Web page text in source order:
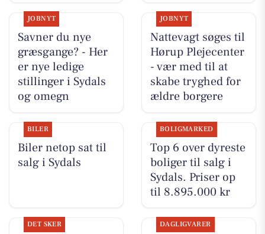
JOBNYT
Savner du nye
græsgange? - Her
er nye ledige
stillinger i Sydals
og omegn
JOBNYT
Nattevagt søges til
Hørup Plejecenter
- vær med til at
skabe tryghed for
ældre borgere
BILER
Biler netop sat til
salg i Sydals
BOLIGMARKED
Top 6 over dyreste
boliger til salg i
Sydals. Priser op
til 8.895.000 kr
DET SKER DAGLIGVARER